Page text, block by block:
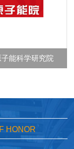
能科学研究院
HONOR